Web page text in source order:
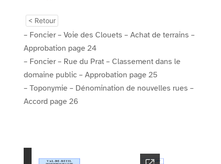
< Retour
– Foncier – Voie des Clouets – Achat de terrains –
Approbation page 24
– Foncier – Rue du Prat – Classement dans le
domaine public – Approbation page 25
– Toponymie – Dénomination de nouvelles rues –
Accord page 26